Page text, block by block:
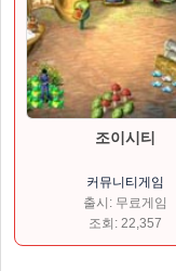
조이시티
커뮤니티게임
출시: 무료게임
조회: 22,357